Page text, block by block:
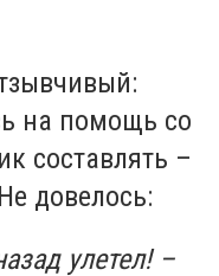
на помощь со
составлять –
довелось:
улетел! –